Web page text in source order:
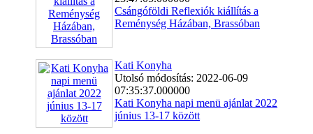
Csángóföldi Reflexiók kiállítás a
Reménység Házában, Brassóban
Kati Konyha
Utolsó módosítás: 2022-06-09
07:35:37.000000
Kati Konyha napi menü ajánlat 2022
június 13-17 között